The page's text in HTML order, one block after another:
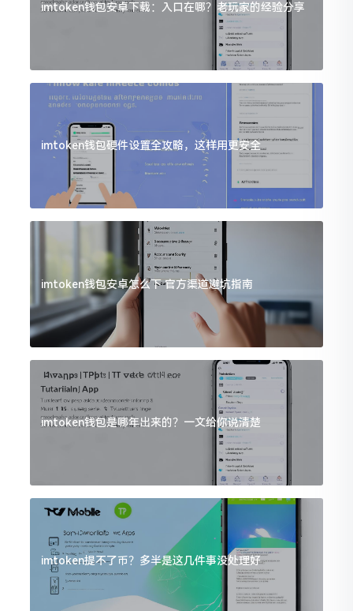
imtoken钱包安卓下载：入口在哪？老玩家的经验分享
imtoken钱包硬件设置全攻略，这样用更安全
imtoken钱包安卓怎么下 官方渠道避坑指南
imtoken钱包是哪年出来的？一文给你说清楚
imtoken提不了币？多半是这几件事没处理好